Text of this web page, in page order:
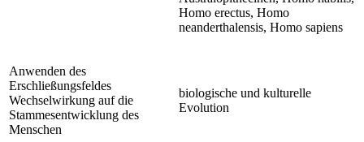
Homo erectus, Homo
neanderthalensis, Homo sapiens
Anwenden des
Erschließungsfeldes
Wechselwirkung auf die
Stammesentwicklung des
Menschen
biologische und kulturelle
Evolution